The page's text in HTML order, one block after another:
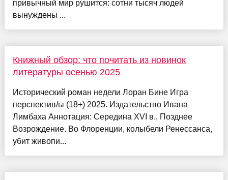
привычный мир рушится: сотни тысяч людей
вынуждены ...
Книжный обзор: что почитать из новинок
литературы осенью 2025
Исторический роман недели Лоран Бине Игра
перспектив/ы (18+) 2025. Издательство Ивана
Лимбаха Аннотация: Середина XVI в., Позднее
Возрождение. Во Флоренции, колыбели Ренессанса,
убит живопи...